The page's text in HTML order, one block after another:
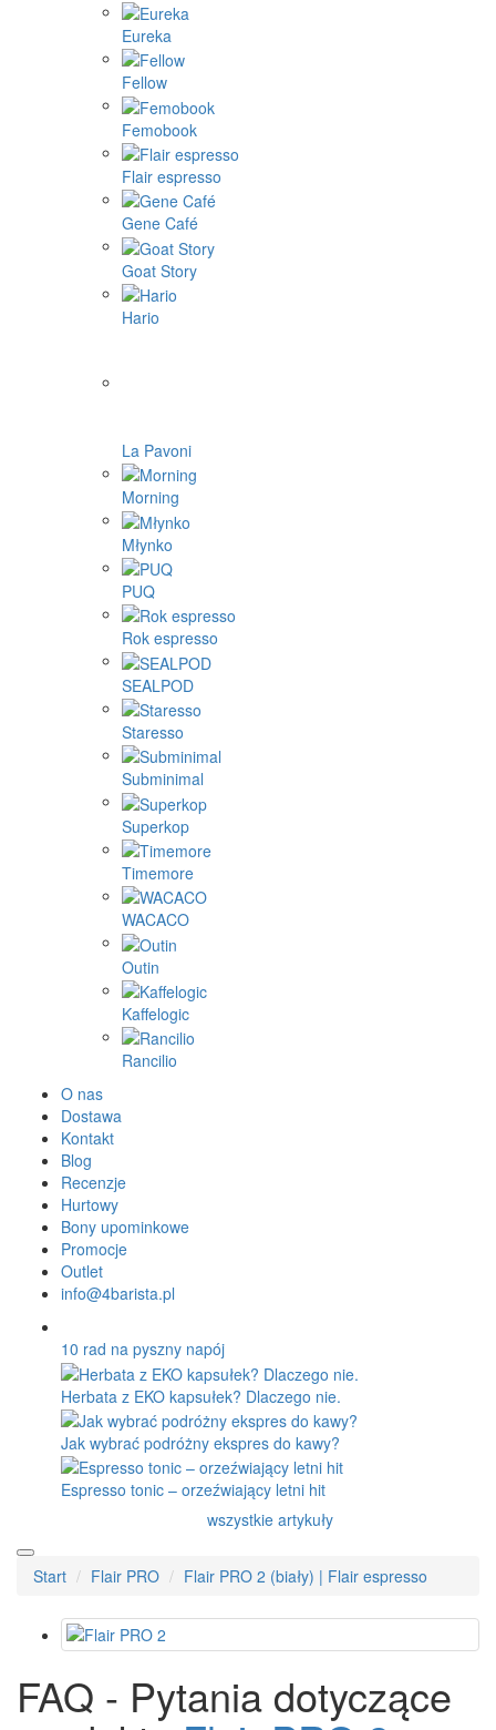
4Barista
9Barista
Aram coffee
Bellman coffee
BOOKOO
ECO Capsules
ecotree
Eureka
Fellow
Femobook
Flair espresso
Gene Café
Goat Story
Hario
La Pavoni
Morning
SEALPOD
Superkop
Timemore
WACACO
Outin
O nas
Dostawa
Blog
Recenzje